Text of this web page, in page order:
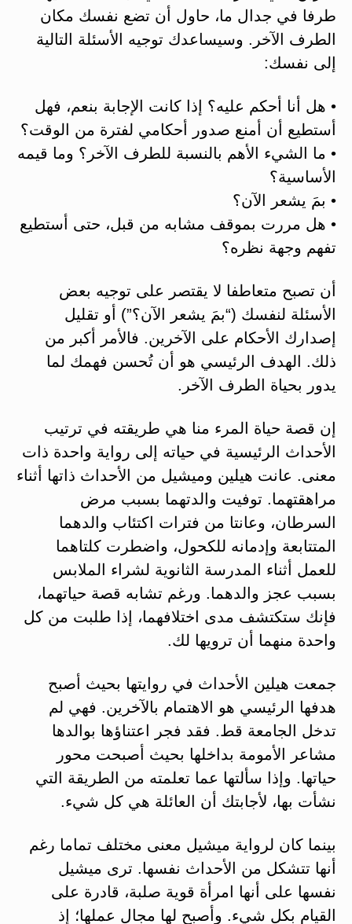
طرفا في جدال ما، حاول أن تضع نفسك مكان
الطرف الآخر. وسيساعدك توجيه الأسئلة التالية
إلى نفسك:
• هل أنا أحكم عليه؟ إذا كانت الإجابة بنعم، فهل
أستطيع أن أمنع صدور أحكامي لفترة من الوقت؟
• ما الشيء الأهم بالنسبة للطرف الآخر؟ وما قيمه
الأساسية؟
• بمَ يشعر الآن؟
• هل مررت بموقف مشابه من قبل، حتى أستطيع
تفهم وجهة نظره؟
أن تصبح متعاطفا لا يقتصر على توجيه بعض
الأسئلة لنفسك (“بمَ يشعر الآن؟”) أو تقليل
إصدارك الأحكام على الآخرين. فالأمر أكبر من
ذلك. الهدف الرئيسي هو أن تُحسن فهمك لما
يدور بحياة الطرف الآخر.
إن قصة حياة المرء منا هي طريقته في ترتيب
الأحداث الرئيسية في حياته إلى رواية واحدة ذات
معنى. عانت هيلين وميشيل من الأحداث ذاتها أثناء
مراهقتهما. توفيت والدتهما بسبب مرض
السرطان، وعانتا من فترات اكتئاب والدهما
المتتابعة وإدمانه للكحول، واضطرت كلتاهما
للعمل أثناء المدرسة الثانوية لشراء الملابس
بسبب عجز والدهما. ورغم تشابه قصة حياتهما،
فإنك ستكتشف مدى اختلافهما، إذا طلبت من كل
واحدة منهما أن ترويها لك.
جمعت هيلين الأحداث في روايتها بحيث أصبح
هدفها الرئيسي هو الاهتمام بالآخرين. فهي لم
تدخل الجامعة قط. فقد فجر اعتناؤها بوالدها
مشاعر الأمومة بداخلها بحيث أصبحت محور
حياتها. وإذا سألتها عما تعلمته من الطريقة التي
نشأت بها، لأجابتك أن العائلة هي كل شيء.
بينما كان لرواية ميشيل معنى مختلف تماما رغم
أنها تتشكل من الأحداث نفسها. ترى ميشيل
نفسها على أنها امرأة قوية صلبة، قادرة على
القيام بكل شيء. وأصبح لها مجال عملها؛ إذ